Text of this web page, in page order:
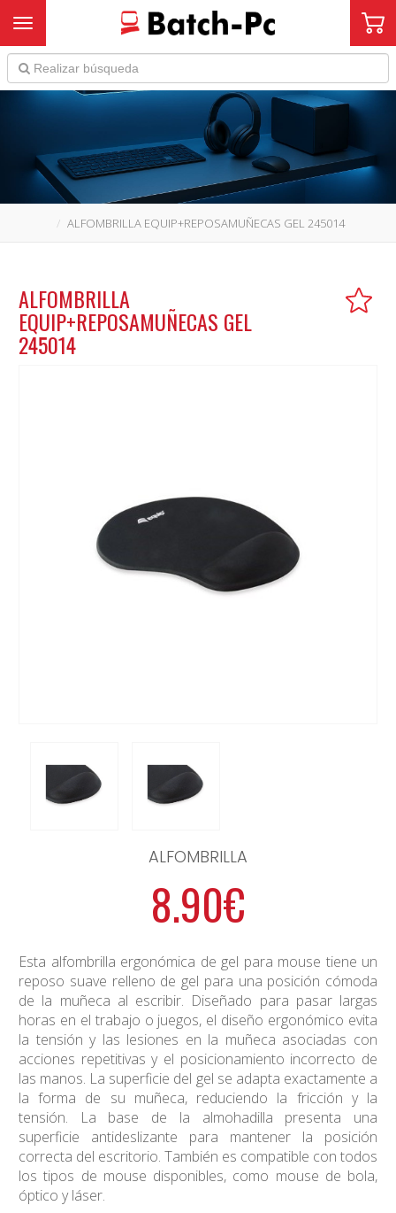
Toggle navigation
ALFOMBRILLA EQUIP+REPOSAMUÑECAS GEL 245014
ALFOMBRILLA
EQUIP+REPOSAMUÑECAS GEL
245014
ALFOMBRILLA
8.90€
Esta alfombrilla ergonómica de gel para mouse tiene un
reposo suave relleno de gel para una posición cómoda
de la muñeca al escribir. Diseñado para pasar largas
horas en el trabajo o juegos, el diseño ergonómico evita
la tensión y las lesiones en la muñeca asociadas con
acciones repetitivas y el posicionamiento incorrecto de
las manos. La superficie del gel se adapta exactamente a
la forma de su muñeca, reduciendo la fricción y la
tensión. La base de la almohadilla presenta una
superficie antideslizante para mantener la posición
correcta del escritorio. También es compatible con todos
los tipos de mouse disponibles, como mouse de bola,
óptico y láser.